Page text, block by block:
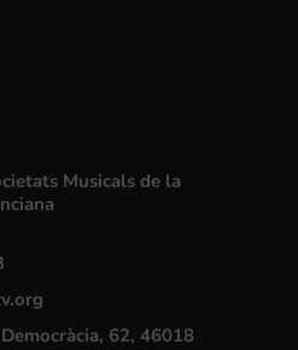
Musicals de la
62, 46018